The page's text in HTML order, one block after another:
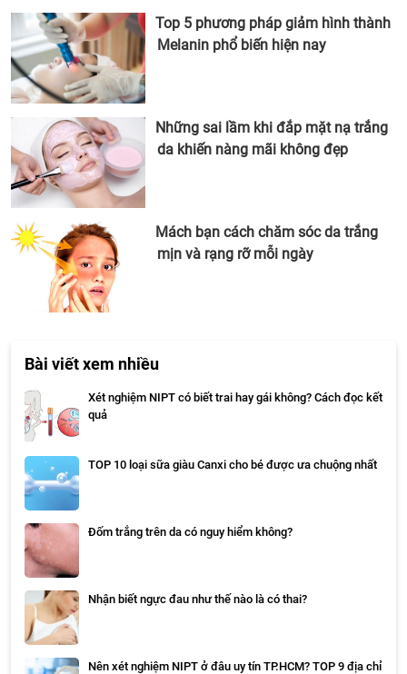
Top 5 phương pháp giảm hình thành
Melanin phổ biến hiện nay
Những sai lầm khi đắp mặt nạ trắng
da khiến nàng mãi không đẹp
Mách bạn cách chăm sóc da trắng
mịn và rạng rỡ mỗi ngày
Bài viết xem nhiều
Xét nghiệm NIPT có biết trai hay gái không? Cách đọc kết
quả
TOP 10 loại sữa giàu Canxi cho bé được ưa chuộng nhất
Đốm trắng trên da có nguy hiểm không?
Nhận biết ngực đau như thế nào là có thai?
Nên xét nghiệm NIPT ở đâu uy tín TP.HCM? TOP 9 địa chỉ